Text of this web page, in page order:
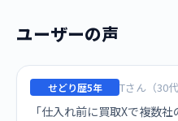
ユーザーの声
せどり歴5年 Tさん（30
「仕入れ前に買取Xで複数